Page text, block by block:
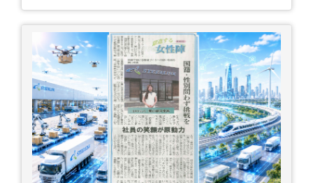
いです！
しましょう！ チュオンさん、今まで本当にありが
とうございました！